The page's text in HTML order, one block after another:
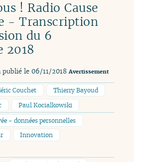
! Radio Cause
- Transcription
du 6
2018
publié le 06/11/2018 Avertissement
Couchet
Thierry Bayoud
Paul Kocialkowski
- données personnelles
Innovation